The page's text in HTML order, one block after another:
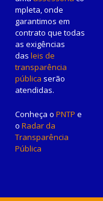
mpleta, onde
garantimos em
contrato que todas
as exigências
das leis de
transparência
pública serão
atendidas.
Conheça o PNTP e
o Radar da
Transparência
Pública